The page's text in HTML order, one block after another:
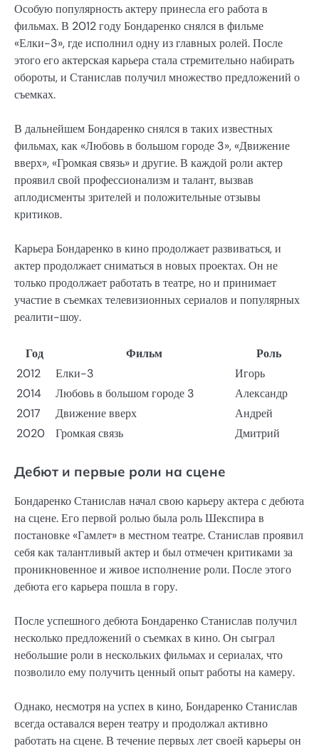
Особую популярность актеру принесла его работа в
фильмах. В 2012 году Бондаренко снялся в фильме
«Елки-3», где исполнил одну из главных ролей. После
этого его актерская карьера стала стремительно набирать
обороты, и Станислав получил множество предложений о
съемках.
В дальнейшем Бондаренко снялся в таких известных
фильмах, как «Любовь в большом городе 3», «Движение
вверх», «Громкая связь» и другие. В каждой роли актер
проявил свой профессионализм и талант, вызвав
аплодисменты зрителей и положительные отзывы
критиков.
Карьера Бондаренко в кино продолжает развиваться, и
актер продолжает сниматься в новых проектах. Он не
только продолжает работать в театре, но и принимает
участие в съемках телевизионных сериалов и популярных
реалити-шоу.
Год Фильм
Роль
2012
Елки-3
Игорь
2014
Любовь в большом городе 3
Александр
2017
Движение вверх
Андрей
2020
Громкая связь Дмитрий
Дебют и первые роли на сцене
Бондаренко Станислав начал свою карьеру актера с дебюта
на сцене. Его первой ролью была роль Шекспира в
постановке «Гамлет» в местном театре. Станислав проявил
себя как талантливый актер и был отмечен критиками за
проникновенное и живое исполнение роли. После этого
дебюта его карьера пошла в гору.
После успешного дебюта Бондаренко Станислав получил
несколько предложений о съемках в кино. Он сыграл
небольшие роли в нескольких фильмах и сериалах, что
позволило ему получить ценный опыт работы на камеру.
Однако, несмотря на успех в кино, Бондаренко Станислав
всегда оставался верен театру и продолжал активно
работать на сцене. В течение первых лет своей карьеры он